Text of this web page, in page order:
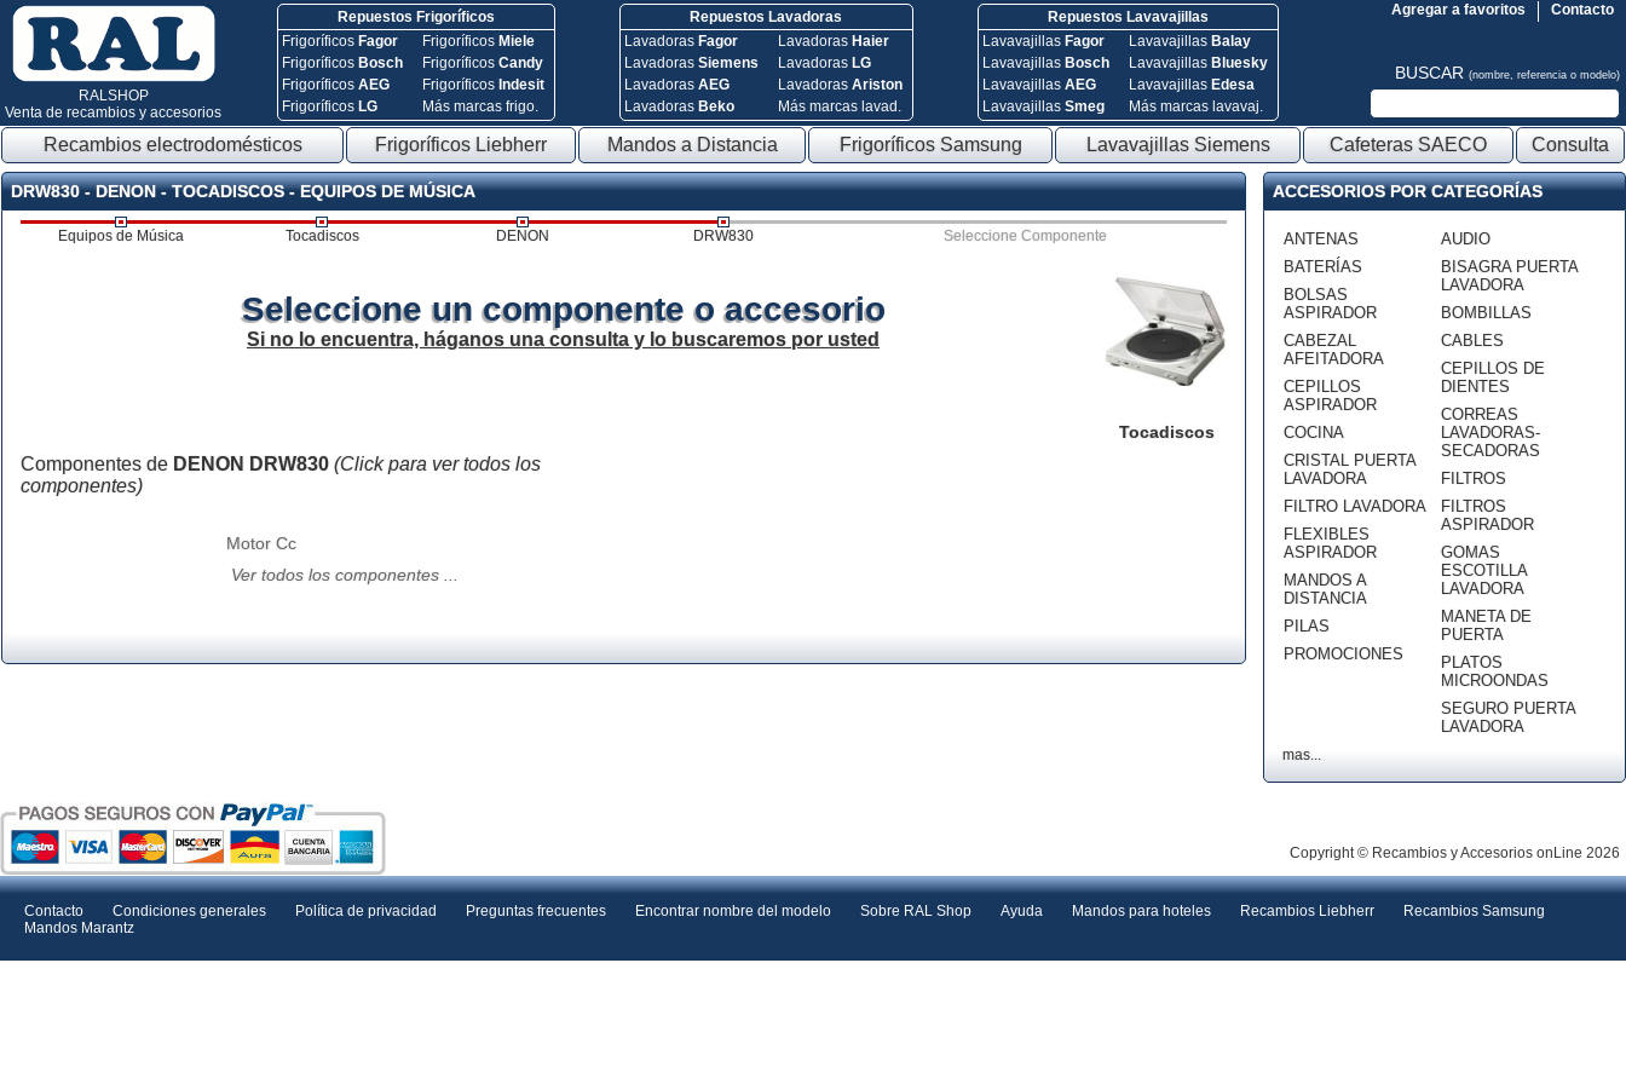
RALSHOP
Venta de recambios y accesorios
Repuestos Frigoríficos
Frigoríficos Fagor
Frigoríficos Bosch
FrigoríficosAEG
Frigoríficos LG
Frigoríficos Miele
FrigoríficosCandy
Frigoríficos Indesit
Más marcas frigo.
Repuestos Lavadoras
Lavadoras Fagor
Lavadoras Siemens
Lavadoras AEG
Lavadoras Beko
Lavadoras Haier
Lavadoras LG
Lavadoras Ariston
Más marcas lavad.
Repuestos Lavavajillas
Lavavajillas Fagor
Lavavajillas Bosch
Lavavajillas AEG
Lavavajillas Smeg
Lavavajillas Balay
Lavavajillas Bluesky
Lavavajillas Edesa
Más marcas lavavaj.
Contacto
Agregar a favoritos
BUSCAR (nombre, referencia o modelo)
Recambios electrodomésticos Frigoríficos Liebherr Mandos a Distancia Frigoríficos Samsung Lavavajillas Siemens Cafeteras SAECO Consulta
DRW830 - DENON - TOCADISCOS - EQUIPOS DE MÚSICA
Equipos de Música Tocadiscos DENON DRW830 Seleccione Componente
Tocadiscos
Seleccione un componente o accesorio
Si no lo encuentra, háganos una consulta y lo buscaremos por usted
Componentes de DENON DRW830 (Click para ver todos los
componentes)
Motor Cc
Ver todos los componentes ...
ACCESORIOS POR CATEGORÍAS
ANTENAS
BATERÍAS
BOLSAS
ASPIRADOR
CABEZAL
AFEITADORA
CEPILLOS
ASPIRADOR
COCINA
CRISTAL PUERTA
LAVADORA
FILTRO LAVADORA
FLEXIBLES
ASPIRADOR
MANDOS A
DISTANCIA
PILAS
PROMOCIONES
AUDIO
BISAGRA PUERTA
LAVADORA
BOMBILLAS
CABLES
CEPILLOS DE
DIENTES
CORREAS
LAVADORAS-
SECADORAS
FILTROS
FILTROS
ASPIRADOR
GOMAS
ESCOTILLA
LAVADORA
MANETA DE
PUERTA
PLATOS
MICROONDAS
SEGURO PUERTA
LAVADORA
mas...
Copyright © Recambios y Accesorios onLine 2026
Contacto Condiciones generales Política de privacidad Preguntas frecuentes Encontrar nombre del modelo Sobre RAL Shop Ayuda Mandos para hoteles Recambios Liebherr
Recambios Samsung
Mandos Marantz